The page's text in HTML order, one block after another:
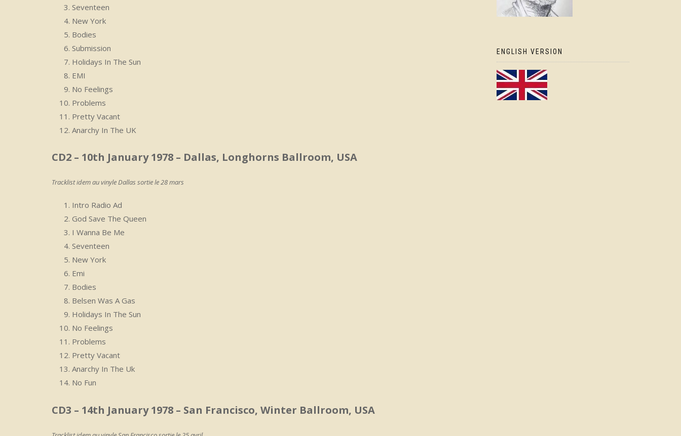
Seventeen
New York
Bodies
Submission
Holidays In The Sun
EMI
No Feelings
Problems
Pretty Vacant
Anarchy In The UK
CD2 – 10th January 1978 – Dallas, Longhorns Ballroom, USA
Tracklist idem au vinyle Dallas sortie le 28 mars
Intro Radio Ad
God Save The Queen
I Wanna Be Me
Seventeen
New York
Emi
Bodies
Belsen Was A Gas
Holidays In The Sun
No Feelings
Problems
Pretty Vacant
Anarchy In The Uk
No Fun
CD3 – 14th January 1978 – San Francisco, Winter Ballroom, USA
ENGLISH VERSION